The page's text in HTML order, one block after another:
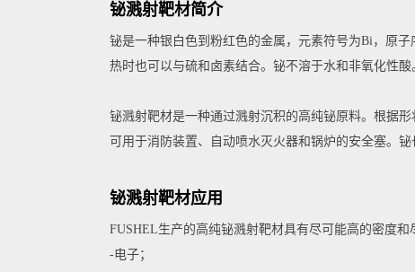
铋溅射靶材简介
铋是一种银白色到粉红色的金属，元素符号为Bi，原
热时也可以与硫和卤素结合。铋不溶于水和非氧化性酸
铋溅射靶材是一种通过溅射沉积的高纯铋原料。根据
可用于消防装置、自动喷水灭火器和锅炉的安全塞。
铋溅射靶材应用
FUSHEL生产的高纯铋溅射靶材具有尽可能高的密度
-电子；